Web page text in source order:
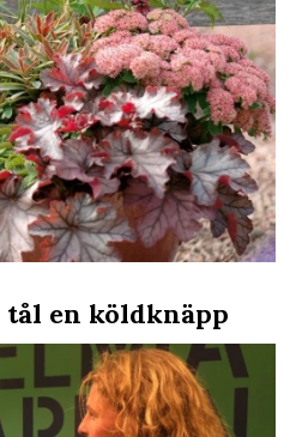
en köldknäpp